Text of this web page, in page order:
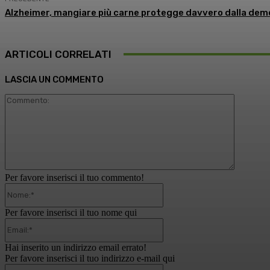
Alzheimer, mangiare più carne protegge davvero dalla
ARTICOLI CORRELATI
LASCIA UN COMMENTO
Per favore inserisci il tuo commento!
Per favore inserisci il tuo nome qui
Hai inserito un indirizzo email errato!
Per favore inserisci il tuo indirizzo e-mail qui